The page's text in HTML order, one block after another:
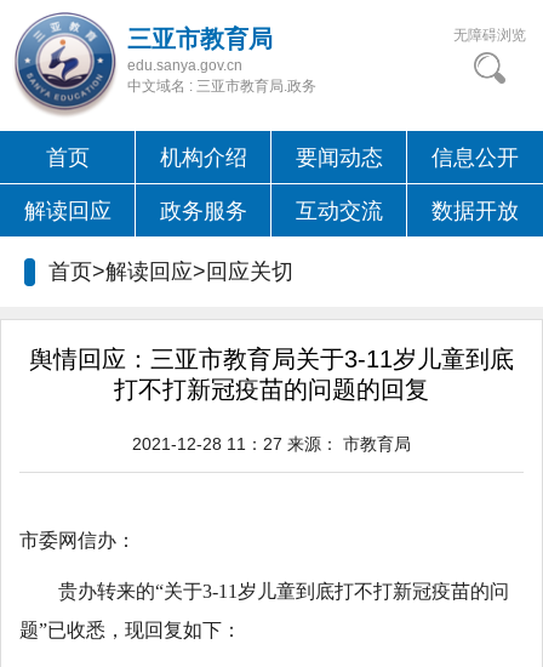
三亚市教育局
edu.sanya.gov.cn
中文域名 : 三亚市教育局.政务
无障碍浏览
首页 机构介绍 要闻动态 信息公开
解读回应 政务服务 互动交流 数据开放
首页>解读回应> 回应关切
舆情回应：三亚市教育局关于3-11岁儿童到底
打不打新冠疫苗的问题的回复
2021-12-28 11：27 来源： 市教育局
市委网信办：
贵办转来的“关于3-11岁儿童到底打不打新冠疫苗的问
题”已收悉，现回复如下：